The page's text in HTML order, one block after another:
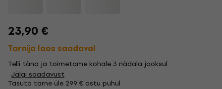
23,90 €
Tarnija laos saadaval
Telli täna ja toimetame kohale 3 nädala jooksul
Jälgi saadavust
Tasuta tarne üle 299 € ostu puhul.